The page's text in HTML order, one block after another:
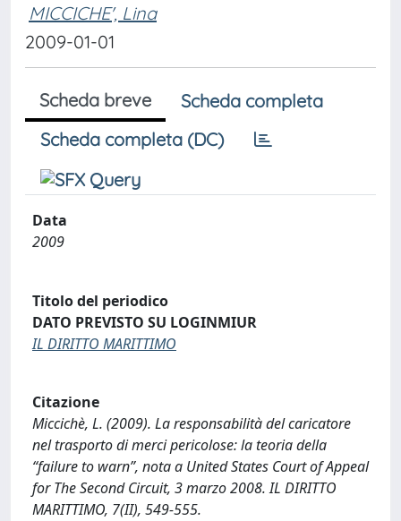
MICCICHE', Lina
2009-01-01
Scheda breve
Scheda completa
Scheda completa (DC)
Data
2009
Titolo del periodico
DATO PREVISTO SU LOGINMIUR
IL DIRITTO MARITTIMO
Citazione
Miccichè, L. (2009). La responsabilità del caricatore
nel trasporto di merci pericolose: la teoria della
“failure to warn”, nota a United States Court of Appeal
for The Second Circuit, 3 marzo 2008. IL DIRITTO
MARITTIMO, 7(II), 549-555.